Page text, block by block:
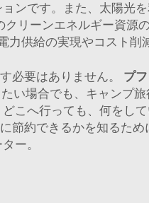
です。また、太陽光
リーンエネルギー資源
供給の実現やコスト削
必要はありません。 プ
い場合でも、キャンプ
こへ行っても、何をし
節約できるかを知るため
ー。